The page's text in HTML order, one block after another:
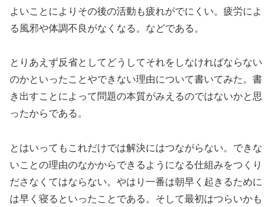
よいことによりその後の活動も疲れがでにくい。疲労によ
る風邪や体調不良がなくなる。などである。
とりあえず反省としてどうしてそれをしなければならない
のかといったことやできない理由について書いてみた。書
き出すことによって問題の本質がみえるのではないかと思
ったからである。
とはいってもこれだけでは解決にはつながらない。できな
いことの理由のなかからできるようになる仕組みをつくり
ださなくてはならない。やはり一番は朝早く起きるために
は早く寝るといったことである。そして最初はつらいかも